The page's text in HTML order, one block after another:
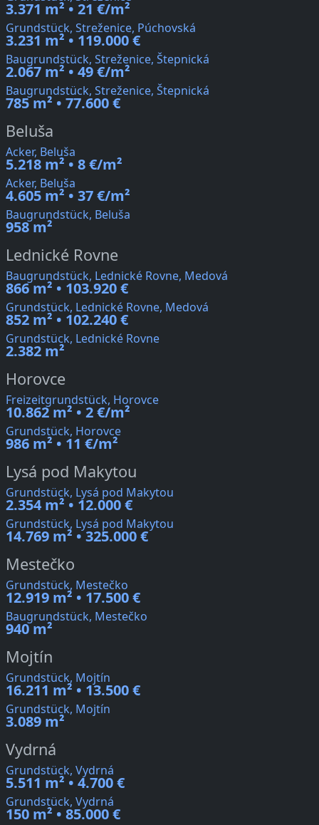
3.371 m² • 21 €/m²
Grundstück, Streženice, Púchovská
3.231 m² • 119.000 €
Baugrundstück, Streženice, Štepnická
2.067 m² • 49 €/m²
Baugrundstück, Streženice, Štepnická
785 m² • 77.600 €
Beluša
Acker, Beluša
5.218 m² • 8 €/m²
Acker, Beluša
4.605 m² • 37 €/m²
Baugrundstück, Beluša
958 m²
Lednické Rovne
Baugrundstück, Lednické Rovne, Medová
866 m² • 103.920 €
Grundstück, Lednické Rovne, Medová
852 m² • 102.240 €
Grundstück, Lednické Rovne
2.382 m²
Horovce
Freizeitgrundstück, Horovce
10.862 m² • 2 €/m²
Grundstück, Horovce
986 m² • 11 €/m²
Lysá pod Makytou
Grundstück, Lysá pod Makytou
2.354 m² • 12.000 €
Grundstück, Lysá pod Makytou
14.769 m² • 325.000 €
Mestečko
Grundstück, Mestečko
12.919 m² • 17.500 €
Baugrundstück, Mestečko
940 m²
Mojtín
Grundstück, Mojtín
16.211 m² • 13.500 €
Grundstück, Mojtín
3.089 m²
Vydrná
Grundstück, Vydrná
5.511 m² • 4.700 €
Grundstück, Vydrná
150 m² • 85.000 €